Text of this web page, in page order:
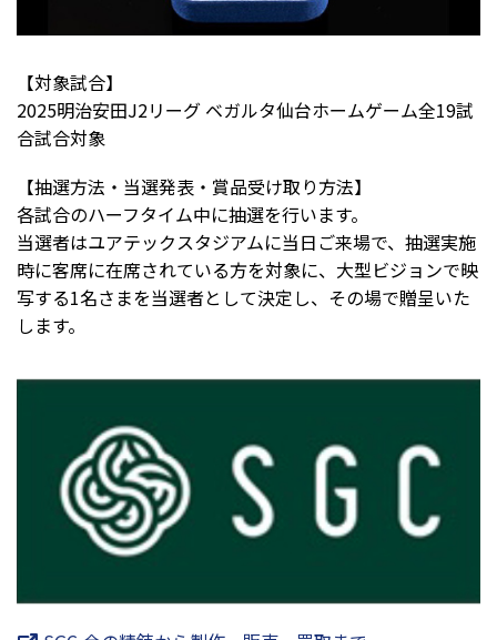
【対象試合】
2025明治安田J2リーグ ベガルタ仙台ホームゲーム全19試
合試合対象
【抽選方法・当選発表・賞品受け取り方法】
各試合のハーフタイム中に抽選を行います。
当選者はユアテックスタジアムに当日ご来場で、抽選実施
時に客席に在席されている方を対象に、大型ビジョンで映
写する1名さまを当選者として決定し、その場で贈呈いた
します。